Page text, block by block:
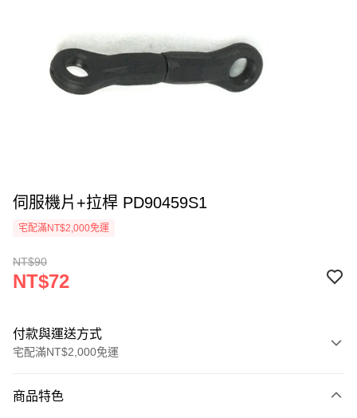
伺服機片+拉桿 PD90459S1
宅配滿NT$2,000免運
NT$90
NT$72
付款與運送方式
宅配滿NT$2,000免運
信用卡一次付款
商品特色